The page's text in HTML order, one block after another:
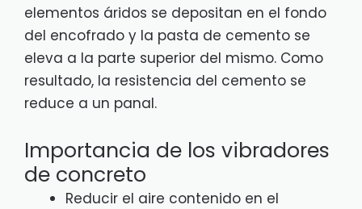
elementos áridos se depositan en el fondo
del encofrado y la pasta de cemento se
eleva a la parte superior del mismo. Como
resultado, la resistencia del cemento se
reduce a un panal.
Importancia de los vibradores
de concreto
Reducir el aire contenido en el